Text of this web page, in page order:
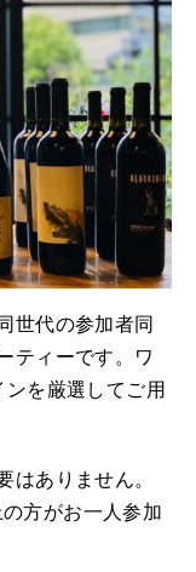
世代の参加者同
ティーです。ワ
を厳選してご用
はありません。
方がお一人参加